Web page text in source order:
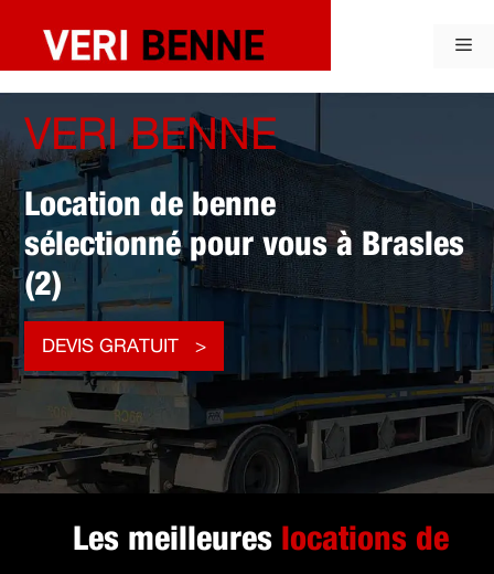
contenu
VERI BENNE
Location de benne
sélectionné pour vous à Brasles
(2)
DEVIS GRATUIT
Les meilleures locations de